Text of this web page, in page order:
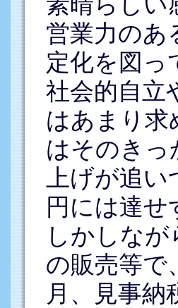
営業力のあ
定化を図っ
社会的自立
はあまり求
はそのきっ
上げが追
円には達
しかしな
の販売等で
月、見事